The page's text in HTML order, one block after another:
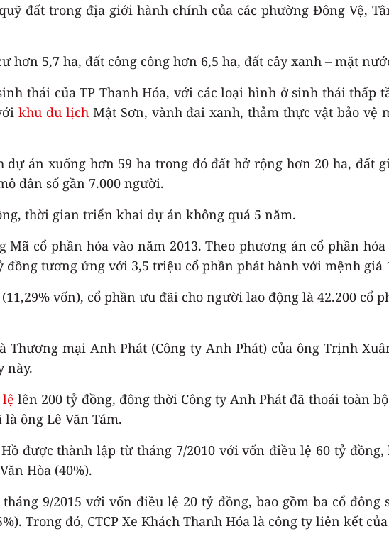
đất trong địa giới hành chính của các phường Đông Vệ,
hơn 5,7 ha, đất công công hơn 6,5 ha, đất cây xanh – mặt
thái của TP Thanh Hóa, với các loại hình ở sinh thái thấp
khu du lịch Mật Sơn, vành đai xanh, thảm thực vật bảo
án xuống hơn 59 ha trong đó đất hở rộng hơn 20 ha, đất
dân số gần 7.000 người.
thời gian triển khai dự án không quá 5 năm.
Mã cổ phần hóa vào năm 2013. Theo phương án cổ phần
tương ứng với 3,5 triệu cổ phần phát hành với mệnh giá
vốn), cổ phần ưu đãi cho người lao động là 42.200 cổ
Thương mại Anh Phát (Công ty Anh Phát) của ông Trịnh
này.
lên 200 tỷ đồng, đông thời Công ty Anh Phát đã thoái toàn
ông Lê Văn Tám.
được thành lập từ tháng 7/2010 với vốn điều lệ 60 tỷ
Hòa (40%).
9/2015 với vốn điều lệ 20 tỷ đồng, bao gồm ba cổ đông
Trong đó, CTCP Xe Khách Thanh Hóa là công ty liên kết